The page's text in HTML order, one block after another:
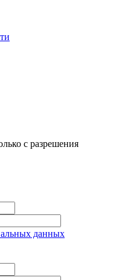
с разрешения
данных